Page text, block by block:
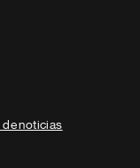
de noticias